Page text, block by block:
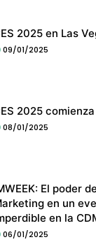
2025 en Las
09/01/2025
2025
08/01/2025
El poder
en un
en la
06/01/2025